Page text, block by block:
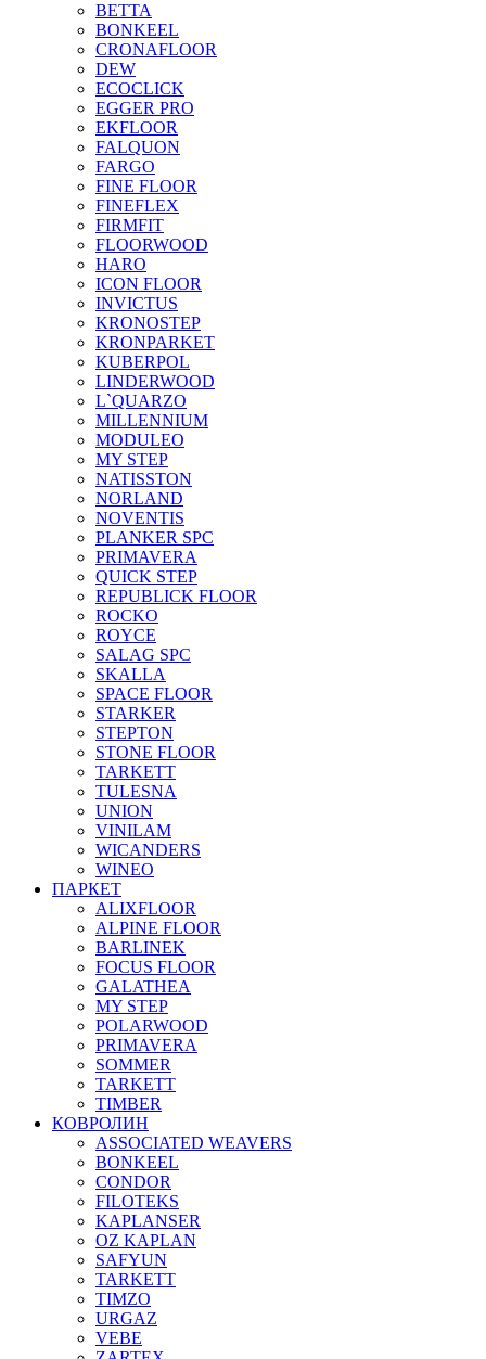
BETTA
BONKEEL
CRONAFLOOR
DEW
ECOCLICK
EGGER PRO
EKFLOOR
FALQUON
FARGO
FINE FLOOR
FINEFLEX
FIRMFIT
FLOORWOOD
HARO
ICON FLOOR
INVICTUS
KRONOSTEP
KRONPARKET
KUBERPOL
LINDERWOOD
L`QUARZO
MILLENNIUM
MODULEO
MY STEP
NATISSTON
NORLAND
NOVENTIS
PLANKER SPC
PRIMAVERA
QUICK STEP
REPUBLICK FLOOR
ROCKO
ROYCE
SALAG SPC
SKALLA
SPACE FLOOR
STARKER
STEPTON
STONE FLOOR
TARKETT
TULESNA
UNION
VINILAM
WICANDERS
WINEO
ПАРКЕТ
ALIXFLOOR
ALPINE FLOOR
BARLINEK
FOCUS FLOOR
GALATHEA
MY STEP
POLARWOOD
PRIMAVERA
SOMMER
TARKETT
TIMBER
КОВРОЛИН
ASSOCIATED WEAVERS
BONKEEL
CONDOR
FILOTEKS
KAPLANSER
OZ KAPLAN
SAFYUN
TARKETT
TIMZO
URGAZ
VEBE